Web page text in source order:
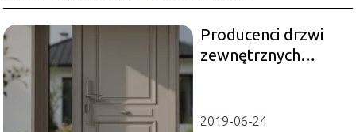
Producenci drzwi
zewnętrznych
2019-06-24